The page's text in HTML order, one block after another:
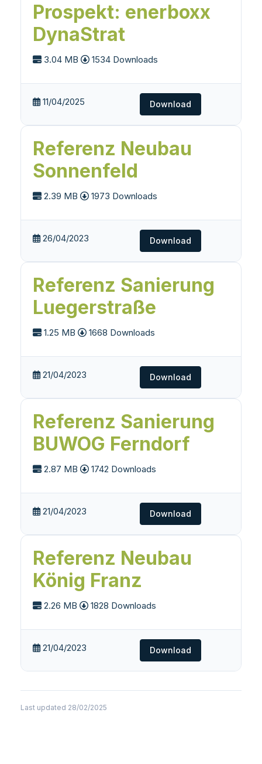
Prospekt: enerboxx
DynaStrat
3.04 MB 1534 Downloads
11/04/2025 Download
Referenz Neubau
Sonnenfeld
2.39 MB 1973 Downloads
26/04/2023 Download
Referenz Sanierung
Luegerstraße
1.25 MB 1668 Downloads
21/04/2023 Download
Referenz Sanierung
BUWOG Ferndorf
2.87 MB 1742 Downloads
21/04/2023 Download
Referenz Neubau
König Franz
2.26 MB 1828 Downloads
21/04/2023 Download
Last updated 28/02/2025